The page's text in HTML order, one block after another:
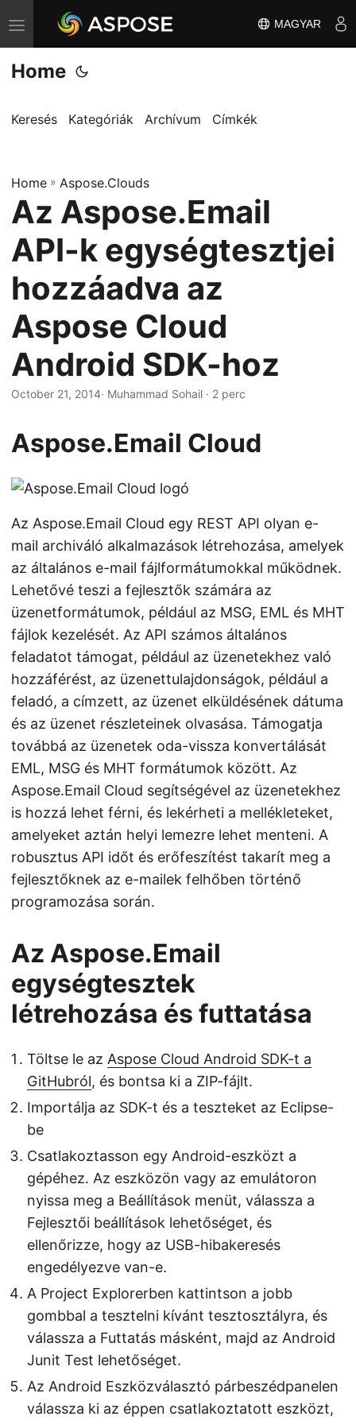
T
o
g
l
a
v
i
g
t
i
o
n
MAGYAR
Home
Keresés Kategóriák Archívum Címkék
Home » Aspose.Clouds
Az Aspose.Email
API-k egységtesztjei
hozzáadva az
Aspose Cloud
Android SDK-hoz
October 21, 2014· Muhammad Sohail · 2 perc
Aspose.Email Cloud
Az Aspose.Email Cloud egy REST API olyan e-
mail archiváló alkalmazások létrehozása, amelyek
az általános e-mail fájlformátumokkal működnek.
Lehetővé teszi a fejlesztők számára az
üzenetformátumok, például az MSG, EML és MHT
fájlok kezelését. Az API számos általános
feladatot támogat, például az üzenetekhez való
hozzáférést, az üzenettulajdonságok, például a
feladó, a címzett, az üzenet elküldésének dátuma
és az üzenet részleteinek olvasása. Támogatja
továbbá az üzenetek oda-vissza konvertálását
EML, MSG és MHT formátumok között. Az
Aspose.Email Cloud segítségével az üzenetekhez
is hozzá lehet férni, és lekérheti a mellékleteket,
amelyeket aztán helyi lemezre lehet menteni. A
robusztus API időt és erőfeszítést takarít meg a
fejlesztőknek az e-mailek felhőben történő
programozása során.
Az Aspose.Email
egységtesztek
létrehozása és futtatása
Töltse le az Aspose Cloud Android SDK-t a
GitHubról, és bontsa ki a ZIP-fájlt.
Importálja az SDK-t és a teszteket az Eclipse-
be
Csatlakoztasson egy Android-eszközt a
gépéhez. Az eszközön vagy az emulátoron
nyissa meg a Beállítások menüt, válassza a
Fejlesztői beállítások lehetőséget, és
ellenőrizze, hogy az USB-hibakeresés
engedélyezve van-e.
A Project Explorerben kattintson a jobb
gombbal a tesztelni kívánt tesztosztályra, és
válassza a Futtatás másként, majd az Android
Junit Test lehetőséget.
Az Android Eszközválasztó párbeszédpanelen
válassza ki az éppen csatlakoztatott eszközt,